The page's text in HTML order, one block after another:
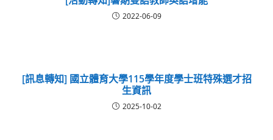
2022-06-09
[訊息轉知] 國立體育大學115學年度學士班特殊選才招
生資訊
2025-10-02